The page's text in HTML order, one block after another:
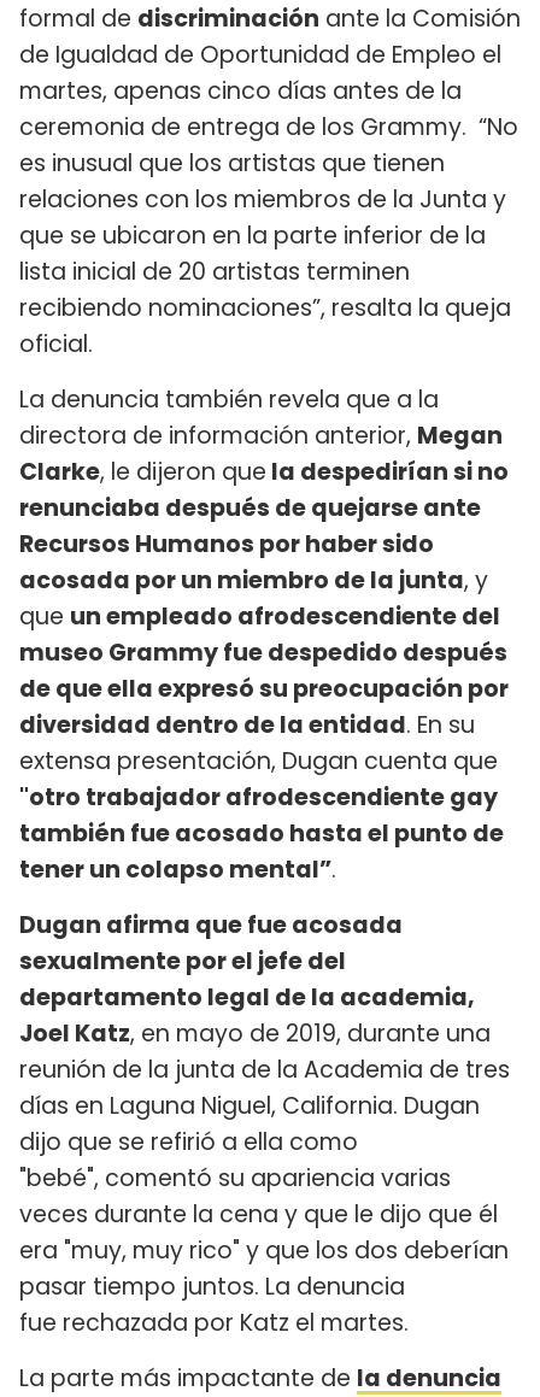
formal de discriminación ante la Comisión
de Igualdad de Oportunidad de Empleo el
martes, apenas cinco días antes de la
ceremonia de entrega de los Grammy. “No
es inusual que los artistas que tienen
relaciones con los miembros de la Junta y
que se ubicaron en la parte inferior de la
lista inicial de 20 artistas terminen
recibiendo nominaciones”, resalta la queja
oficial.
La denuncia también revela que a la
directora de información anterior, Megan
Clarke, le dijeron que la despedirían si no
renunciaba después de quejarse ante
Recursos Humanos por haber sido
acosada por un miembro de la junta, y
que un empleado afrodescendiente del
museo Grammy fue despedido después
de que ella expresó su preocupación por
diversidad dentro de la entidad. En su
extensa presentación, Dugan cuenta que
"otro trabajador afrodescendiente gay
también fue acosado hasta el punto de
tener un colapso mental”.
Dugan afirma que fue acosada
sexualmente por el jefe del
departamento legal de la academia,
Joel Katz, en mayo de 2019, durante una
reunión de la junta de la Academia de tres
días en Laguna Niguel, California. Dugan
dijo que se refirió a ella como
"bebé", comentó su apariencia varias
veces durante la cena y que le dijo que él
era "muy, muy rico" y que los dos deberían
pasar tiempo juntos. La denuncia
fue rechazada por Katz el martes.
La parte más impactante de la denuncia